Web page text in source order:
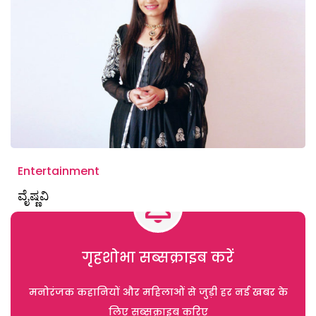
Entertainment
ವೈಷ್ಣವಿ
गृहशोभा सब्सक्राइब करें
मनोरंजक कहानियों और महिलाओं से जुड़ी हर नई खबर के
लिए सब्सक्राइब करिए